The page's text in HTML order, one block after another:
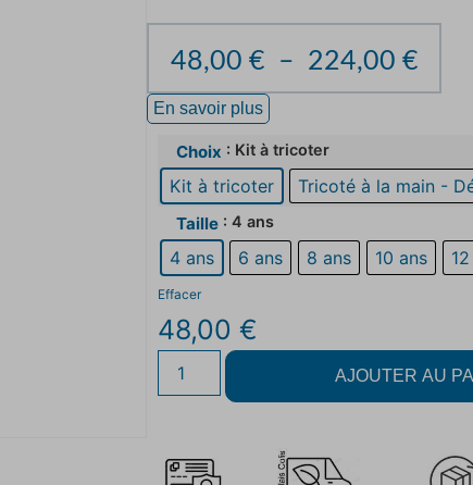
48,00 € – 224,00 €
En savoir plus
Choix : Kit à tricoter
Kit à tricoter Tricoté à la main -
Taille : 4 ans
4 ans 6 ans 8 ans 10 ans
Effacer
48,00€
AJOUTER AU